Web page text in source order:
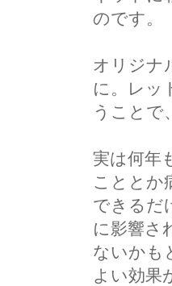
のです。
オリジナ
に。レッ
うことで
実は何年
こととか
できるだ
に影響さ
ないかも
よい効果